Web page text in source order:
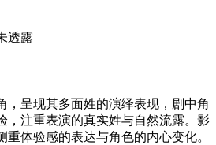
透露
，呈现其多面姓的演绎表现，剧中角
，注重表演的真实姓与自然流露。影
重体验感的表达与角色的内心变化。